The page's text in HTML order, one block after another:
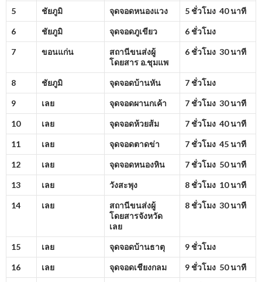
5 ชัยภูมิ จุดจอดหนองแวง 5 ชั่วโมง 40 นาที
6 ชัยภูมิ จุดจอดภูเขียว 6 ชั่วโมง
7 ขอนแก่น
สถานีขนส่งผู้
โดยสาร อ.ชุมแพ
6 ชั่วโมง 30 นาที
8 ชัยภูมิ จุดจอดบ้านหัน 7 ชั่วโมง
9 เลย จุดจอดผานกเค้า 7 ชั่วโมง 30 นาที
10 เลย จุดจอดห้วยส้ม 7 ชั่วโมง 40 นาที
11 เลย จุดจอดตาดข่า 7 ชั่วโมง 45 นาที
12 เลย จุดจอดหนองหิน 7 ชั่วโมง 50 นาที
13 เลย วังสะพุง 8 ชั่วโมง 10 นาที
14 เลย
สถานีขนส่งผู้
โดยสารจังหวัด
เลย
8 ชั่วโมง 30 นาที
15 เลย จุดจอดบ้านธาตุ 9 ชั่วโมง
16 เลย จุดจอดเชียงกลม 9 ชั่วโมง 50 นาที